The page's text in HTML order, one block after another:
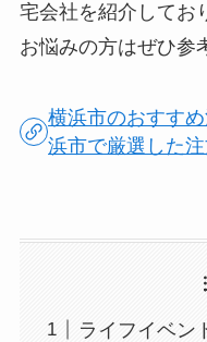
宅会社を紹介してお
お悩みの方はぜひ参
横浜市のおすす
浜市で厳選した
ライフイベン